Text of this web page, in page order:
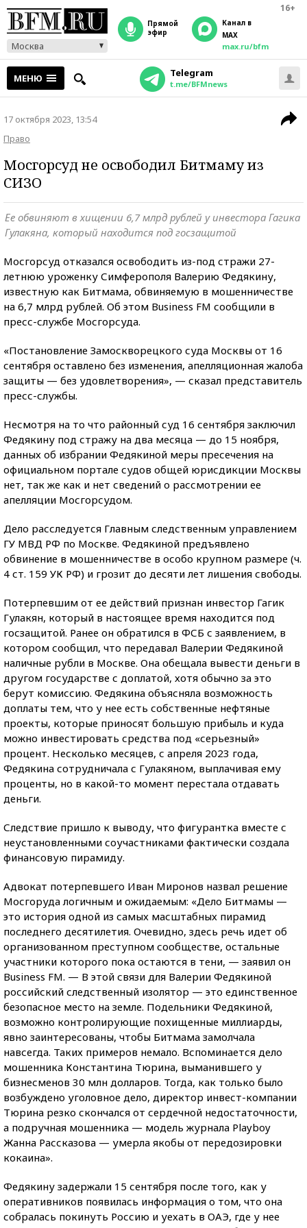
16+
Москва
прямой
эфир
Канал в
MAX
max.ru/bfm
МЕНЮ Telegram
t.me/BFMnews
17 октября 2023, 13:54
Право
Мосгорсуд не освободил Битмаму из
СИЗО
Ее обвиняют в хищении 6,7 млрд рублей у инвестора Гагика
Гулакяна, который находится под госзащитой
Мосгорсуд отказался освободить из-под стражи 27-
летнюю уроженку Симферополя Валерию Федякину,
известную как Битмама, обвиняемую в мошенничестве
на 6,7 млрд рублей. Об этом Business FM сообщили в
пресс-службе Мосгорсуда.
«Постановление Замоскворецкого суда Москвы от 16
сентября оставлено без изменения, апелляционная жалоба
защиты — без удовлетворения», — сказал представитель
пресс-службы.
Несмотря на то что районный суд 16 сентября заключил
Федякину под стражу на два месяца — до 15 ноября,
данных об избрании Федякиной меры пресечения на
официальном портале судов общей юрисдикции Москвы
нет, так же как и нет сведений о рассмотрении ее
апелляции Мосгорсудом.
Дело расследуется Главным следственным управлением
ГУ МВД РФ по Москве. Федякиной предъявлено
обвинение в мошенничестве в особо крупном размере (ч.
4 ст. 159 УК РФ) и грозит до десяти лет лишения свободы.
Потерпевшим от ее действий признан инвестор Гагик
Гулакян, который в настоящее время находится под
госзащитой. Ранее он обратился в ФСБ с заявлением, в
котором сообщил, что передавал Валерии Федякиной
наличные рубли в Москве. Она обещала вывести деньги в
другом государстве с доплатой, хотя обычно за это
берут комиссию. Федякина объясняла возможность
доплаты тем, что у нее есть собственные нефтяные
проекты, которые приносят большую прибыль и куда
можно инвестировать средства под «серьезный»
процент. Несколько месяцев, с апреля 2023 года,
Федякина сотрудничала с Гулакяном, выплачивая ему
проценты, но в какой-то момент перестала отдавать
деньги.
Следствие пришло к выводу, что фигурантка вместе с
неустановленными соучастниками фактически создала
финансовую пирамиду.
Адвокат потерпевшего Иван Миронов назвал решение
Мосгоруда логичным и ожидаемым: «Дело Битмамы —
это история одной из самых масштабных пирамид
последнего десятилетия. Очевидно, здесь речь идет об
организованном преступном сообществе, остальные
участники которого пока остаются в тени, — заявил он
Business FM. — В этой связи для Валерии Федякиной
российский следственный изолятор — это единственное
безопасное место на земле. Подельники Федякиной,
возможно контролирующие похищенные миллиарды,
явно заинтересованы, чтобы Битмама замолчала
навсегда. Таких примеров немало. Вспоминается дело
мошенника Константина Тюрина, выманившего у
бизнесменов 30 млн долларов. Тогда, как только было
возбуждено уголовное дело, директор инвест-компании
Тюрина резко скончался от сердечной недостаточности,
а подручная мошенника — модель журнала Playboy
Жанна Рассказова — умерла якобы от передозировки
кокаина».
Федякину задержали 15 сентября после того, как у
оперативников появилась информация о том, что она
собралась покинуть Россию и уехать в ОАЭ, где у нее